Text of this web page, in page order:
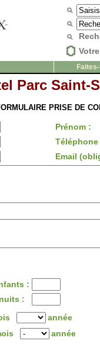
Parc Saint-
PRISE DE
Prénom :
Email
:
:
année
année